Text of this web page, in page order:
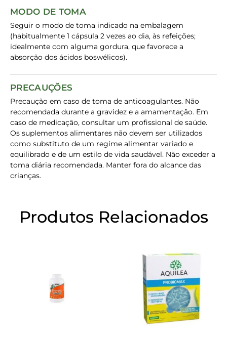
MODO DE TOMA
Seguir o modo de toma indicado na embalagem
(habitualmente 1 cápsula 2 vezes ao dia, às refeições;
idealmente com alguma gordura, que favorece a
absorção dos ácidos boswélicos).
PRECAUÇÕES
Precaução em caso de toma de anticoagulantes. Não
recomendada durante a gravidez e a amamentação. Em
caso de medicação, consultar um profissional de saúde.
Os suplementos alimentares não devem ser utilizados
como substituto de um regime alimentar variado e
equilibrado e de um estilo de vida saudável. Não exceder a
toma diária recomendada. Manter fora do alcance das
crianças.
Produtos Relacionados